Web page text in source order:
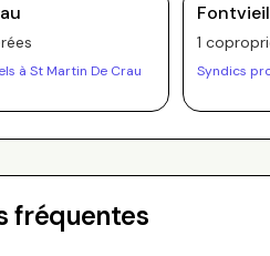
s
à St Martin De Crau
1
Syndics
fréquentes